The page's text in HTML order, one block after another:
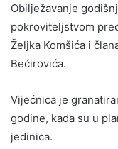
Obilježavanje
pokroviteljstvom
Željka Komšića i
Bećirovića.
Vijećnica je
godine, kada su u
jedinica.